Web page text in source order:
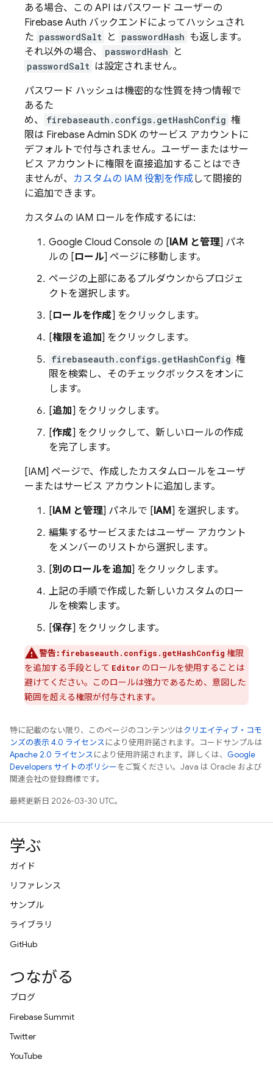
ある場合、この API はパスワード ユーザーの
Firebase Auth バックエンドによってハッシュされ
た passwordSalt と passwordHash も返します。
それ以外の場合、
passwordHash と
passwordSalt は設定されません。
パスワード ハッシュは機密的な性質を持つ情報で
あるた
め、
firebaseauth.configs.getHashConfig 権
限は Firebase Admin SDK のサービス アカウントに
デフォルトで付与されません。ユーザーまたはサー
ビス アカウントに権限を直接追加することはでき
ませんが、 カスタムの IAM 役割を作成して間接的
に追加できます。
カスタムの IAM ロールを作成するには:
Google Cloud Console の [IAM と管理] パネ
ルの [ロール] ページに移動します。
ページの上部にあるプルダウンからプロジェ
クトを選択します。
[ロールを作成] をクリックします。
[権限を追加] をクリックします。
firebaseauth.configs.getHashConfig 権
限を検索し、そのチェックボックスをオンに
します。
[追加] をクリックします。
[作成] をクリックして、新しいロールの作成
を完了します。
[IAM] ページで、作成したカスタムロールをユーザ
ーまたはサービス アカウントに追加します。
[IAM と管理] パネルで [IAM] を選択します。
編集するサービスまたはユーザー アカウント
をメンバーのリストから選択します。
[別のロールを追加] をクリックします。
上記の手順で作成した新しいカスタムのロー
ルを検索します。
[保存] をクリックします。
警告: firebaseauth.configs.getHashConfig 権限
を追加する手段として Editor のロールを使用することは
避けてください。このロールは強力であるため、意図した
範囲を超える権限が付与されます。
特に記載のない限り、このページのコンテンツはクリエイティブ・コモ
ンズの表示 4.0 ライセンスにより使用許諾されます。コードサンプルは
Apache 2.0 ライセンスにより使用許諾されます。詳しくは、 Google
Developers サイトのポリシーをご覧ください。Java は Oracle および
関連会社の登録商標です。
最終更新日 2026-03-30 UTC。
学ぶ
ガイド
リファレンス
サンプル
ライブラリ
GitHub
つながる
ブログ
Firebase Summit
Twitter
YouTube